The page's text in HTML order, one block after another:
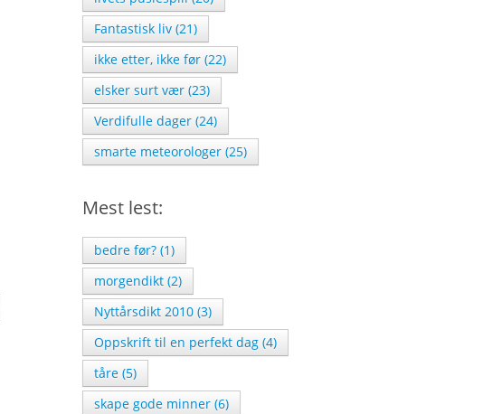
Fantastisk liv (21)
ikke etter, ikke før (22)
elsker surt vær (23)
Verdifulle dager (24)
smarte meteorologer (25)
Mest lest:
bedre før? (1)
morgendikt (2)
Nyttårsdikt 2010 (3)
Oppskrift til en perfekt dag (4)
tåre (5)
skape gode minner (6)